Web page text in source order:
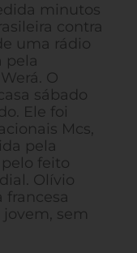
minutos
contra
uma rádio
pela
O
sábado
Ele foi
Mcs,
pela
feito
Olívio
francesa
sem